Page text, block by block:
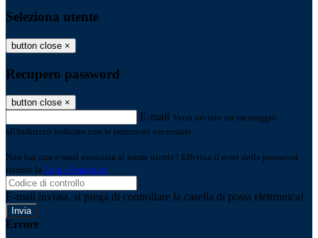
Seleziona utente
button close ×
Recupero password
button close ×
E-mail Verrà inviato un messaggio
all'indirizzo indicato con le istruzioni necessarie.
Non hai una e-mail associata al nome utente? Effettua il reset della password
tramite la Login Spaggiari
E-mail inviata, si prega di controllare la casella di posta elettronica!
Errore